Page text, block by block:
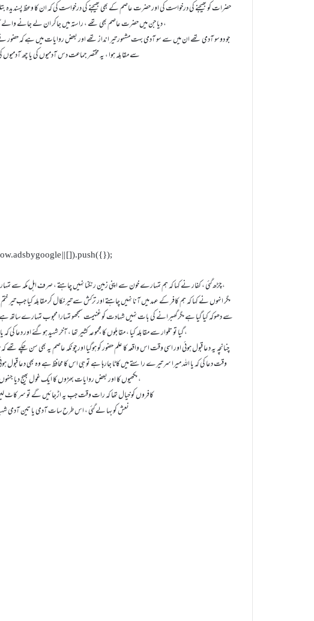
حضرات کو بھیجنے کی درخواست کی اور حضرت عاصم کے بھی بھیجنے کی درخواست کی کہ ان کا وعظ
دیا جن میں حضرت عاصم بھی تھے ، راستہ میں جاکر ان لے جانے والے آدمیوں نے بد عہدی کی اور دشمنوں کو مقابلہ کے لئے بلایا ،
|| []).push({});
چڑھ گئی ، کفار نے کہا کہ ہم تمہارے خون سے اپنی زمین رنگنا نہیں چاہتے ، صرف اہل مکہ سے تمہارے بدلہ میں کچھ مال لینا چاہتے ہیں ، تم ہمارے ساتھ آجاؤ ہم تم کو قتل نہ کریں گے ،
مگر انہوں نے کہا کہ ہم کافر کے عہد میں آنا نہیں چاہتے اور ترکش سے تیر نکال کر مقابلہ کیا جب
سے دھوکہ کیا گیا ہے مگر گھبرانے کی بات نہیں شہادت کو غنیمت سمجھو تمہارا محبوب تمہارے ساتھ
گیا تو تلوار سے مقابلہ کیا ، مقابلوں کا مجموعہ کثیر تھا ، آخر شہید ہوگئے اور دعا کی کہ یا اللہ اپنے رسول صلی اللہ علیہ اٰلہ وسلم کو ہمارے قصہ کی خبر کر دے ،
وقت دعا کی کہ یا اللہ میرا سر تیرے راستے میں کاٹا جارہا ہے تو ہی اس کا محافظ ہے وہ بھی دعا
مکھیوں کا اور بعض روایات بھڑوں کا ایک غول بھیج دیا جنہوں نے ان کے بدن کو چاروں طرف سے گھیر لیا ،
کافروں کو خیال تھا کہ رات وقت جب یہ اڑجائیں گے تو سر کاٹ
نعش کو بہا لے گئی ، اس طرح سات آدمی یا تین آدمی